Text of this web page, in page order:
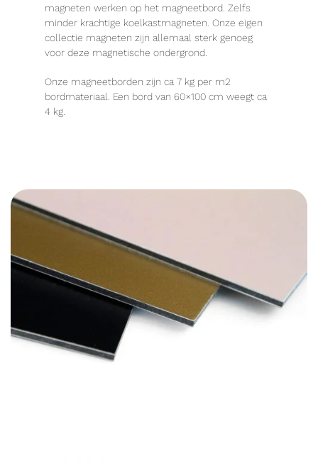
magneten werken op het magneetbord. Zelfs
minder krachtige koelkastmagneten. Onze eigen
collectie magneten zijn allemaal sterk genoeg
voor deze magnetische ondergrond.
Onze magneetborden zijn ca 7 kg per m2
bordmateriaal. Een bord van 60×100 cm weegt ca
4 kg.